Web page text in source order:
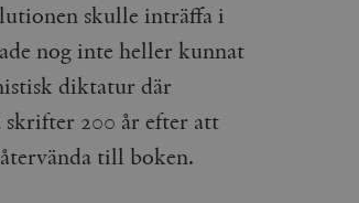
skulle inträffa i
nog inte heller kunnat
diktatur där
skrifter 200 år efter att
till boken.